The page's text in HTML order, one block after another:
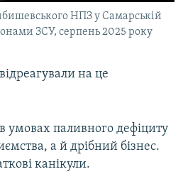
НПЗ у Самарській
ЗСУ, серпень 2025 року
на це
паливного дефіциту
а й дрібний бізнес.
канікули.